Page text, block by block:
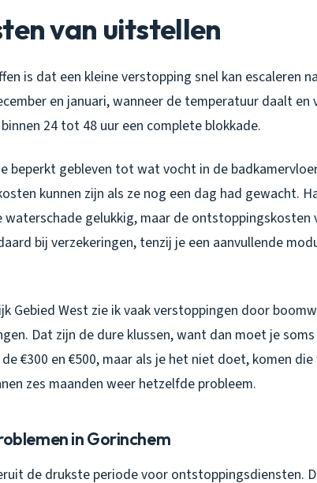
van uitstellen
is dat een kleine verstopping snel kan escaleren
en januari, wanneer de temperatuur daalt en
24 tot 48 uur een complete blokkade.
beperkt gebleven tot wat vocht in de
kunnen zijn als ze nog een dag had gewacht.
gelukkig, maar de ontstoppingskosten
bij verzekeringen, tenzij je een aanvullende
Gebied West zie ik vaak verstoppingen door
Dat zijn de dure klussen, want dan moet je
€300 en €500, maar als je het niet doet, komen
zes maanden weer hetzelfde probleem.
in Gorinchem
de drukste periode voor ontstoppingsdiensten.